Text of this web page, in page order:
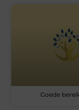
Goede